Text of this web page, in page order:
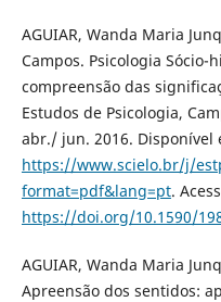
AGUIAR, Wanda Maria
Campos. Psicologia
compreensão das
Estudos de Psicologia,
abr./ jun. 2016. Disponível
https://www.scielo.br/j/
format=pdf&lang=pt.
https://doi.org/10.1590/
AGUIAR, Wanda Maria
Apreensão dos sentidos: